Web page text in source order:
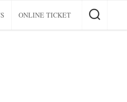
ONLINE TICKET